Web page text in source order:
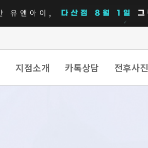
지점소개 카톡상담 전후사진